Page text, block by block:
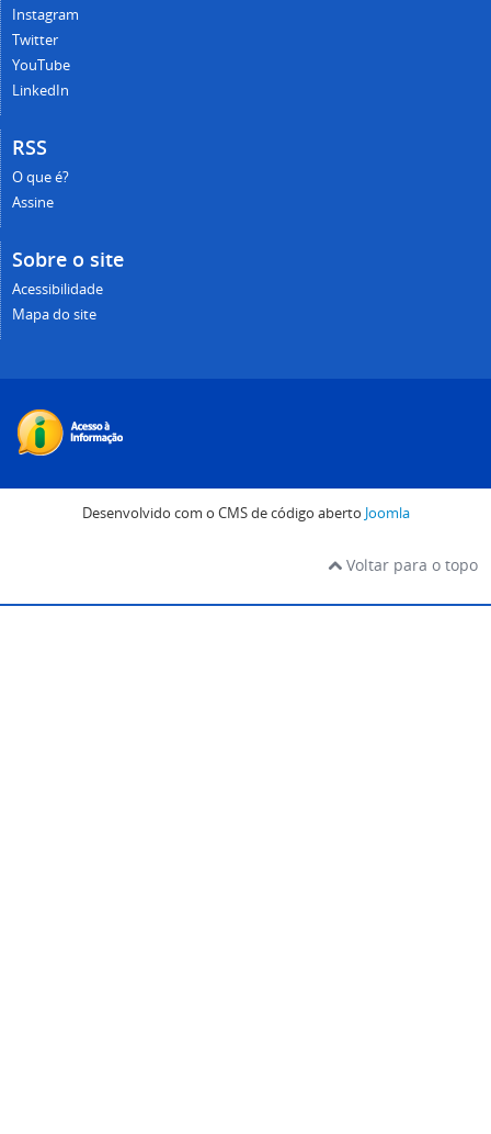
Instagram
Twitter
YouTube
LinkedIn
RSS
O que é?
Assine
Sobre o site
Acessibilidade
Mapa do site
Desenvolvido com o CMS de código aberto Joomla
Voltar para o topo